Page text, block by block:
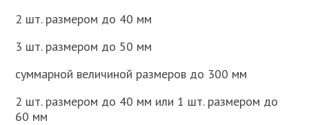
2 шт. размером до 40 мм
3 шт. размером до 50 мм
суммарной величиной размеров до 300 мм
2 шт. размером до 40 мм или 1 шт. размером до
60 мм